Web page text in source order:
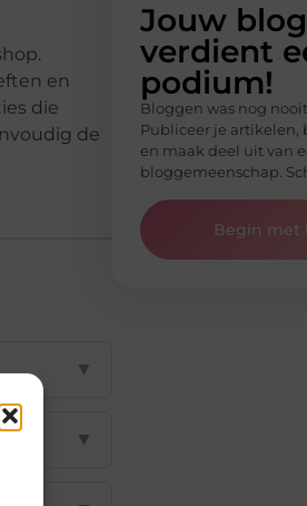
en
die
de
▼
▼
Jouw blog
verdient
podium!
Bloggen was nog
Publiceer je artikelen,
en maak deel uit van
bloggemeenschap.
Begin met